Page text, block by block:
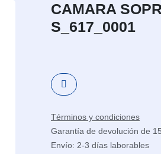
CAMARA
S_617_0001
Términos y condiciones
Garantía de devolución de
Envío: 2-3 días laborables